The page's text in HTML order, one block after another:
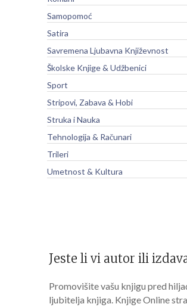
Samopomoć
Satira
Savremena Ljubavna Književnost
Školske Knjige & Udžbenici
Sport
Stripovi, Zabava & Hobi
Struka i Nauka
Tehnologija & Računari
Trileri
Umetnost & Kultura
Jeste li vi autor ili
Promovišite vašu knjigu pred
ljubitelja knjiga. Knjige Online